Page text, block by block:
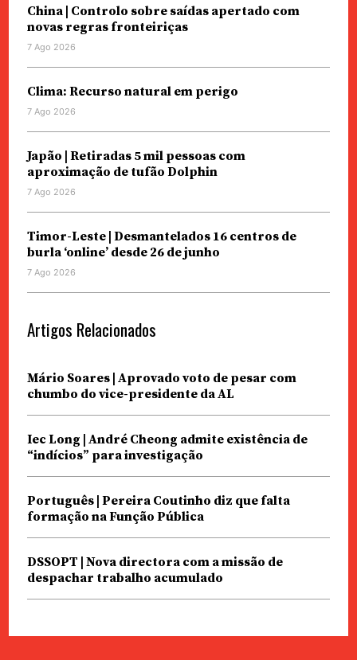
China | Controlo sobre saídas apertado com
novas regras fronteiriças
7 Ago 2026
Clima: Recurso natural em perigo
7 Ago 2026
Japão | Retiradas 5 mil pessoas com
aproximação de tufão Dolphin
7 Ago 2026
Timor-Leste | Desmantelados 16 centros de
burla ‘online’ desde 26 de junho
7 Ago 2026
Artigos Relacionados
Mário Soares | Aprovado voto de pesar com
chumbo do vice-presidente da AL
Iec Long | André Cheong admite existência de
“indícios” para investigação
Português | Pereira Coutinho diz que falta
formação na Função Pública
DSSOPT | Nova directora com a missão de
despachar trabalho acumulado